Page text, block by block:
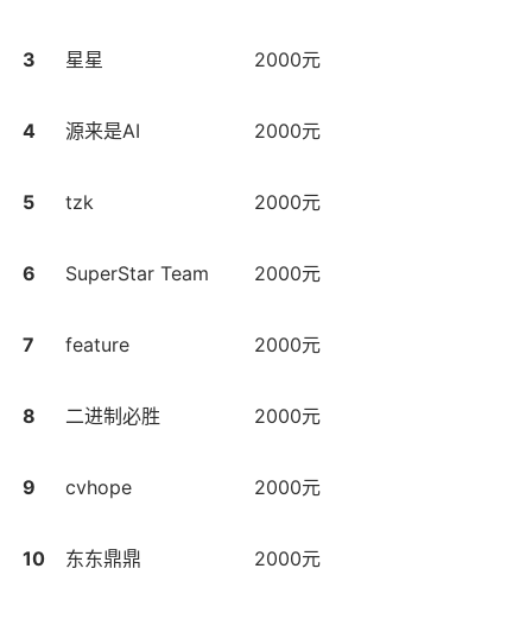
3 星星 2000元
4 源来是AI 2000元
5 tzk 2000元
6 SuperStar Team 2000元
7 feature 2000元
8 二进制必胜 2000元
9 cvhope 2000元
10 东东鼎鼎 2000元